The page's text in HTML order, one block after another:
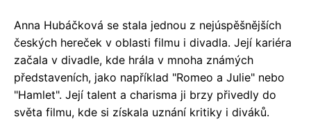
Anna Hubáčková se stala jednou z nejúspěšnějších
českých hereček v oblasti filmu i divadla. Její kariéra
začala v divadle, kde hrála v mnoha známých
představeních, jako například "Romeo a Julie" nebo
"Hamlet". Její talent a charisma ji brzy přivedly do
světa filmu, kde si získala uznání kritiky i diváků.